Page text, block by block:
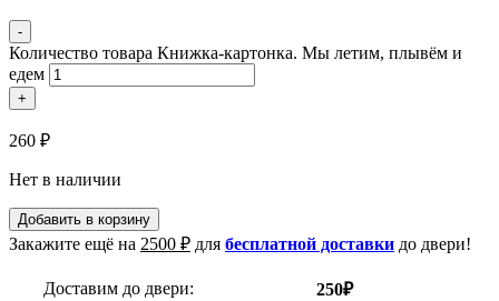
-
Количество товара Книжка-картонка. Мы летим, плывём и
едем
+
260 ₽
Нет в наличии
Добавить в корзину
Закажите ещё на 2500 ₽ для бесплатной доставки до двери!
Доставим до двери: 250₽